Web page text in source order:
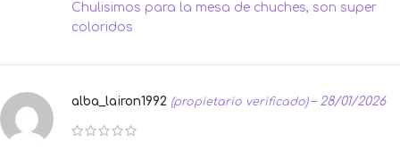
Chulisimos para la mesa de chuches, son super
coloridos
alba_lairon1992 (propietario verificado) – 28/01/2026